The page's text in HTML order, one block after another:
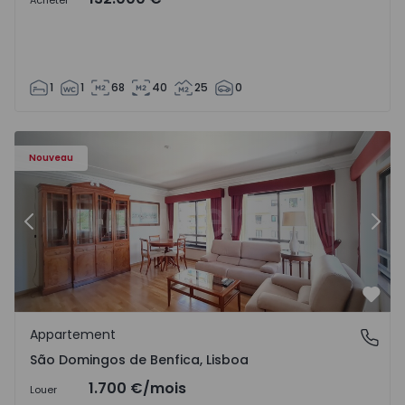
1 1 68 40 25 0
Nouveau
Précédent
São Domingos de Benfica, Lisboa
Appartement
São Domingos de Benfica, Lisboa
Louer 1.700 €/mois